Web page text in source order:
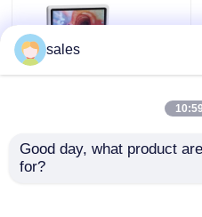
हमसे संपर्क करें
ईटी ट्यूब एयरवे
विजुअल कंबाइंड एंडोब्रोंकियल
sales
Good day, what product
for?